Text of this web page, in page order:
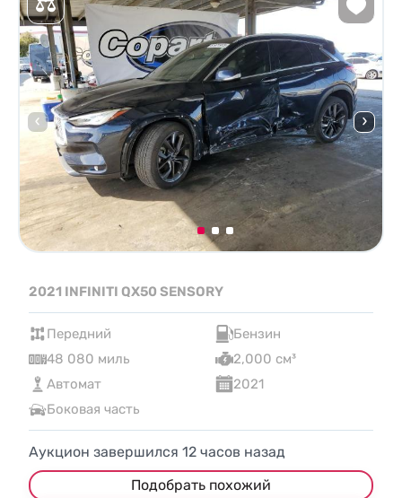
2021 INFINITI QX50 SENSORY
Передний
Бензин
48 080 миль
2,000 см³
Автомат
2021
Боковая часть
Аукцион завершился 12 часов назад
Подобрать похожий